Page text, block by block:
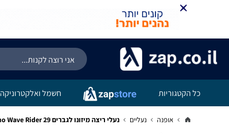
כל הקטגוריות חשמל ואלקטרוניקה
אופנה נעליים נעלי ריצה מיזונו לגברים Mizuno Wave Rider 29ׁ